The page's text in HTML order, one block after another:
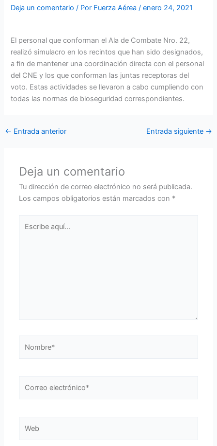
Deja un comentario / Por Fuerza Aérea/enero 24, 2021
El personal que conforman el Ala de Combate Nro. 22,
realizó simulacro en los recintos que han sido designados,
a fin de mantener una coordinación directa con el personal
del CNE y los que conforman las juntas receptoras del
voto. Estas actividades se llevaron a cabo cumpliendo con
todas las normas de bioseguridad correspondientes.
← Entrada anterior Entrada siguiente →
Deja un comentario
Tu dirección de correo electrónico no será publicada.
Los campos obligatorios están marcados con *
aquí...